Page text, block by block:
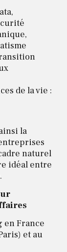
de la vie :
la
naturel
idéal entre
en France
et au